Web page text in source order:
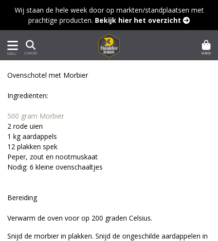
Wij staan de hele week door op markten/standplaatsen met
prachtige producten. Bekijk hier het overzicht 
MENU ZOEKEN MAND
Ovenschotel met Morbier
Ingrediënten:
500 gram Morbier
2 rode uien
1 kg aardappels
12 plakken spek
Peper, zout en nootmuskaat
Nodig: 6 kleine ovenschaaltjes
Bereiding
Verwarm de oven voor op 200 graden Celsius.
Snijd de morbier in plakken. Snijd de ongeschilde aardappelen in